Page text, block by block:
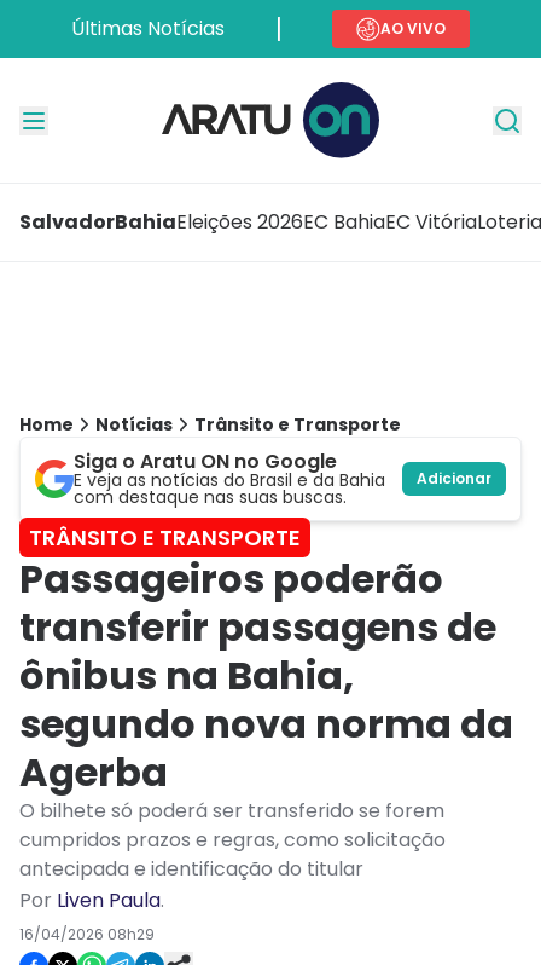
Últimas Notícias AO VIVO
SalvadorBahiaEleições 2026EC BahiaEC Vitória
Home Notícias Trânsito e Transporte
Siga o Aratu ON no Google
E veja as notícias do Brasil e da Bahia
com destaque nas suas buscas.
Adicionar
TRÂNSITO E TRANSPORTE
Passageiros poderão
transferir passagens de
ônibus na Bahia,
segundo nova norma da
Agerba
O bilhete só poderá ser transferido se forem
cumpridos prazos e regras, como solicitação
antecipada e identificação do titular
Por Liven Paula.
16/04/2026 08h29